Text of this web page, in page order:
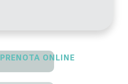
PRENOTA ONLINE